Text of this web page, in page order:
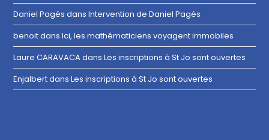
Daniel Pagés dansIntervention de Daniel Pagés
benoitdansIci, les mathématiciens voyagent immobiles
Laure CARAVACAdansLes inscriptions à St Jo sont ouvertes
EnjalbertdansLes inscriptions à St Jo sont ouvertes